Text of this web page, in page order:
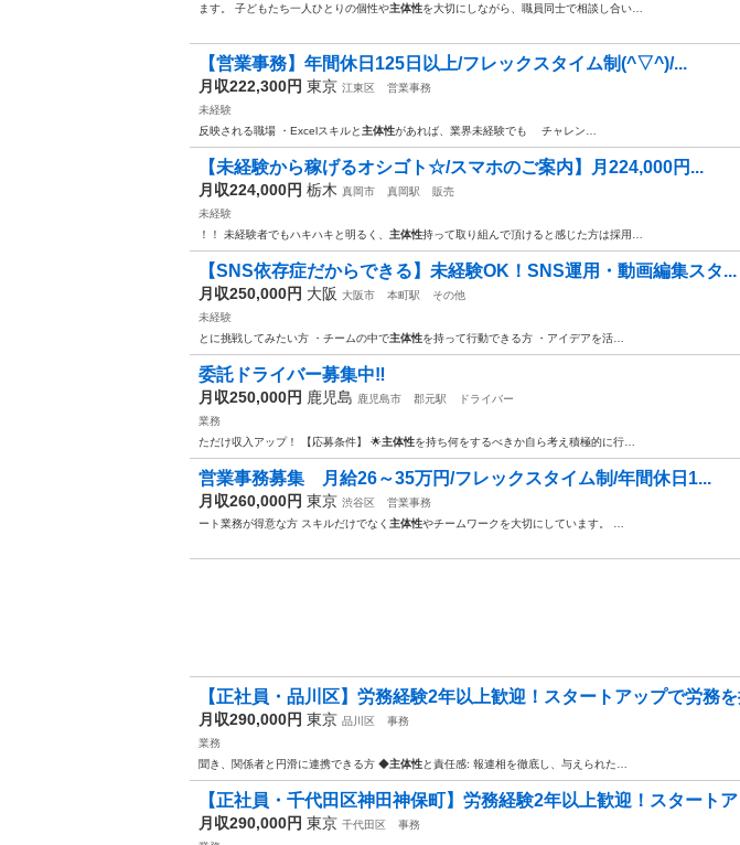
ます。 子どもたち一人ひとりの個性や主体性を大切にしながら、職員同士で相談し合い…
【営業事務】年間休日125日以上/フレックスタイム制(^▽^)/...
月収222,300円 東京 江東区
営業事務
未経験
反映される職場 ・Excelスキルと主体性があれば、業界未経験でも チャレン…
【未経験から稼げるオシゴト☆/スマホのご案内】月224,000円...
月収224,000円 栃木 真岡市 真岡駅
販売
未経験
！！ 未経験者でもハキハキと明るく、 主体性持って取り組んで頂けると感じた方は採用…
【SNS依存症だからできる】未経験OK！SNS運用・動画編集スタ...
月収250,000円 大阪 大阪市 本町駅
その他
未経験
とに挑戦してみたい方 ・チームの中で主体性を持って行動できる方 ・アイデアを活…
委託ドライバー募集中‼️
月収250,000円 鹿児島 鹿児島市 郡元駅
ドライバー
業務
ただけ収入アップ！ 【応募条件】 🌟主体性を持ち何をするべきか自ら考え積極的に行…
営業事務募集 月給26～35万円/フレックスタイム制/年間休日1...
月収260,000円 東京 渋谷区
営業事務
ート業務が得意な方 スキルだけでなく 主体性やチームワークを大切にしています。 …
【正社員・品川区】労務経験2年以上歓迎！スタートアップで労務
月収290,000円 東京 品川区
事務
業務
聞き、関係者と円滑に連携できる方 ◆主体性と責任感: 報連相を徹底し、与えられた…
【正社員・千代田区神田神保町】労務経験2年以上歓迎！スタート
月収290,000円 東京 千代田区
事務